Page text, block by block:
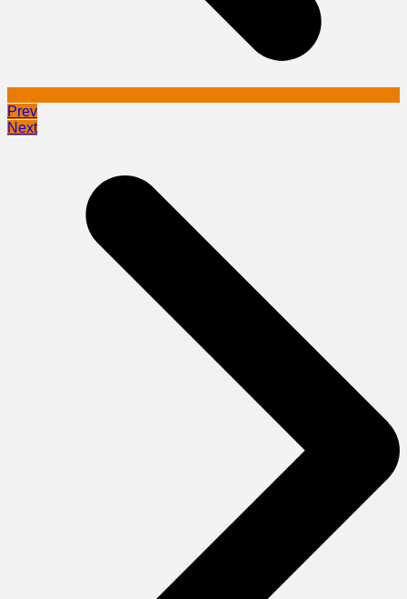
Prev
Next